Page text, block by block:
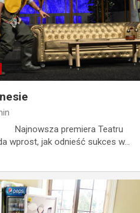
Najnowsza premiera Teatru
wprost, jak odnieść sukces w…